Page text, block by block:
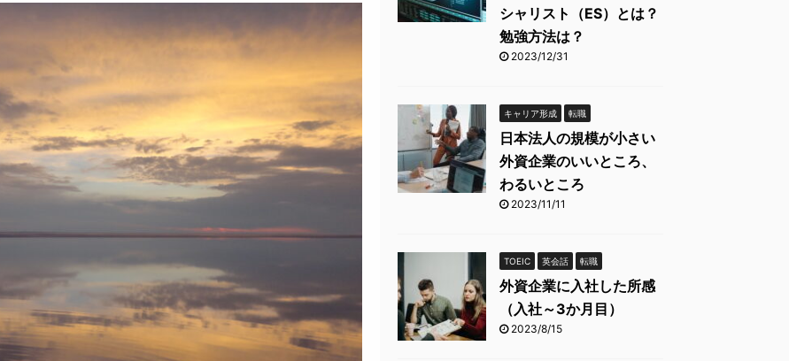
シャリスト（ES）とは？
勉強方法は？
2023/12/31
キャリア形成 転職
日本法人の規模が小さい
外資企業のいいところ、
わるいところ
2023/11/11
TOEIC 英会話 転職
外資企業に入社した所感
（入社～3か月目）
2023/8/15